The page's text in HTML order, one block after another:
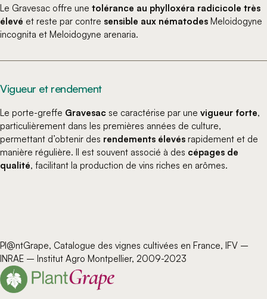
Le Gravesac offre une tolérance au phylloxéra radicicole très
élevé et reste par contre sensible aux nématodes Meloidogyne
incognita et Meloidogyne arenaria.
Vigueur et rendement
Le porte-greffe Gravesac se caractérise par une vigueur forte,
particulièrement dans les premières années de culture,
permettant d’obtenir des rendements élevés rapidement et de
manière régulière. Il est souvent associé à des cépages de
qualité, facilitant la production de vins riches en arômes.
Pl@ntGrape, Catalogue des vignes cultivées en France, IFV –
INRAE – Institut Agro Montpellier, 2009-2023